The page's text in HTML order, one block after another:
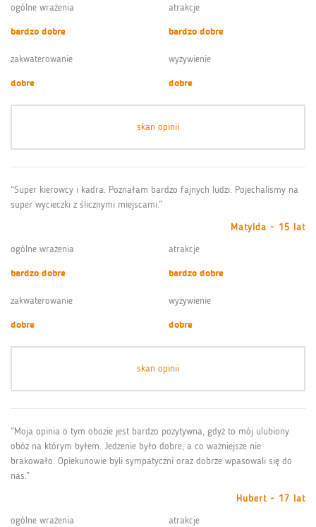
ogólne wrażenia
bardzo dobre
atrakcje
bardzo dobre
zakwaterowanie
dobre
wyżywienie
dobre
skan opinii
“Super kierowcy i kadra. Poznałam bardzo fajnych ludzi. Pojechalismy na
super wycieczki z ślicznymi miejscami.”
Matylda - 15 lat
ogólne wrażenia
bardzo dobre
atrakcje
bardzo dobre
zakwaterowanie
dobre
wyżywienie
dobre
skan opinii
“Moja opinia o tym obozie jest bardzo pozytywna, gdyż to mój ulubiony
obóz na którym byłem. Jedzenie było dobre, a co ważniejsze nie
brakowało. Opiekunowie byli sympatyczni oraz dobrze wpasowali się do
nas.”
Hubert - 17 lat
ogólne wrażenia
atrakcje